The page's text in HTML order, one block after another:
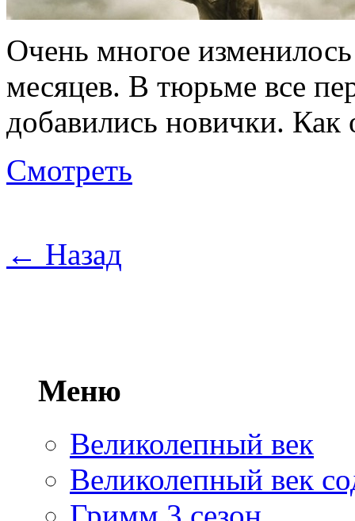
Очень многое
месяцев. В тюрьме все
добавились новички.
Смотреть
← Назад
Меню
Великолепный век
Великолепный век